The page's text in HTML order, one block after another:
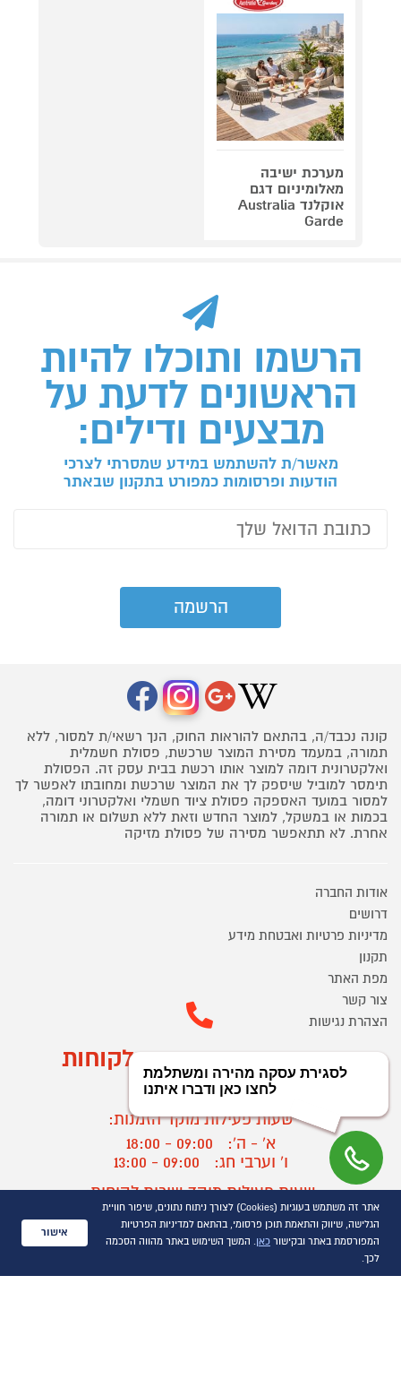
מערכת ישיבה
מאלומיניום דגם
אוקלנד Australia
Garde
הרשמו ותוכלו להיות
הראשונים לדעת על
מבצעים ודילים:
מאשר/ת להשתמש במידע שמסרתי לצרכי
הודעות ופרסומות כמפורט בתקנון שבאתר
קונה נכבד/ה, בהתאם להוראות החוק, הנך רשאי/ת למסור, ללא
תמורה, במעמד מסירת המוצר שרכשת, פסולת חשמלית
ואלקטרונית דומה למוצר אותו רכשת בבית עסק זה. הפסולת
תימסר למוביל שיספק לך את המוצר שרכשת ומחובתו לאפשר לך
למסור במועד האספקה פסולת ציוד חשמלי ואלקטרוני דומה,
בכמות או במשקל, למוצר החדש וזאת ללא תשלום או תמורה
אחרת. לא תתאפשר מסירה של פסולת מזיקה
אודות החברה
דרושים
מדיניות פרטיות ואבטחת מידע
תקנון
מפת האתר
צור קשר
הצהרת נגישות
מוקד הזמנות ושירות לקוחות
03-9545370
שעות פעילות מוקד הזמנות:
א' - ה':
09:00 - 18:00
ו' וערבי חג:
09:00 - 13:00
שעות פעילות מוקד שירות לקוחות:
א' - ד':
09:00 - 16:30
ה :
09:00 - 16:00
חול המועד
?
אתר זה משתמש בעוגיות (Cookies) לצורך ניתוח נתונים, שיפור חוויית
הגלישה, שיווק והתאמת תוכן פרסומי, בהתאם למדיניות הפרטיות
המפורסמת באתר ובקישור כאן. המשך השימוש באתר מהווה הסכמה
לכך.
אישור